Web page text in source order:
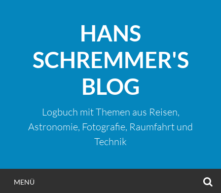
HANS
SCHREMMER'S
BLOG
Logbuch mit Themen aus Reisen,
Astronomie, Fotografie, Raumfahrt und
Technik
MENÜ